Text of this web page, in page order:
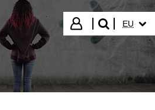
Hasi saioa
bilatu"
EU